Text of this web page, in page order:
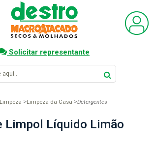
Solicitar representante
Limpeza Limpeza da Casa Detergentes
Limpol Líquido Limão